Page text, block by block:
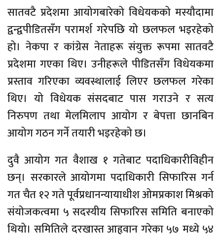
सातवटै प्रदेशमा आयोगबारेको विधेयकको मस्यौदामा
द्वन्द्वपीडितसँग परामर्श गरेपछि यो छलफल भइरहेको
हो। नेकपा र कांग्रेस नेताहरू संयुक्त रूपमा सातवटै
प्रदेशमा गएका थिए। उनीहरूले पीडितसँग विधेयकमा
प्रस्ताव गरिएका व्यवस्थालाई लिएर छलफल गरेका
थिए। यो विधेयक संसदबाट पास गराउने र सत्य
निरुपण तथा मेलमिलाप आयोग र बेपत्ता छानबिन
आयोग गठन गर्ने तयारी भइरहेको छ।
दुवै आयोग गत वैशाख १ गतेबाट पदाधिकारीविहीन
छन्। सरकारले आयोगमा पदाधिकारी सिफारिस गर्न
गत चैत १२ गते पूर्वप्रधानन्यायाधीश ओमप्रकाश मिश्रको
संयोजकत्वमा ५ सदस्यीय सिफारिस समिति बनाएको
थियो। समितिले दरखास्त आहृवान गरेका ५७ मध्ये ५४